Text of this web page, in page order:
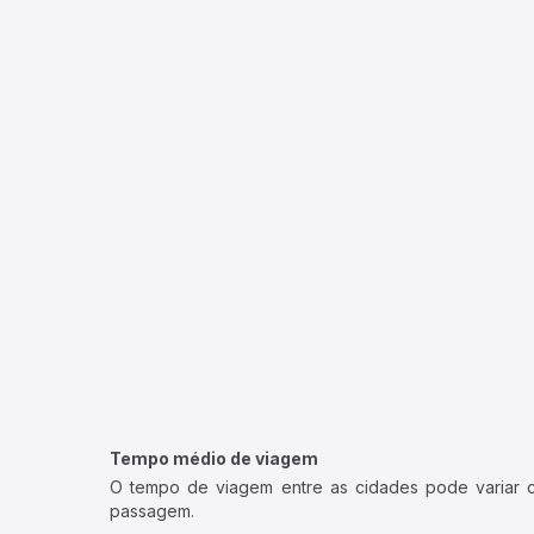
Tempo médio de viagem
O tempo de viagem entre as cidades pode variar
passagem.